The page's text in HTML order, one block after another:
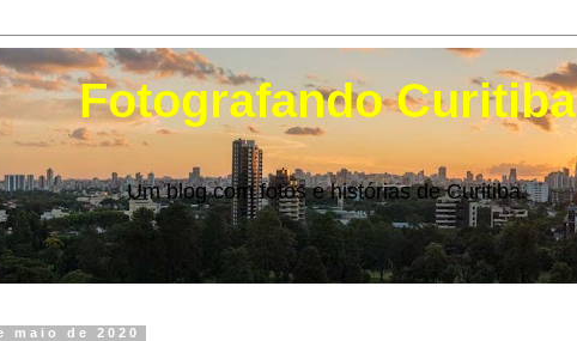
Fotografando Curitiba
Um blog com fotos e histórias de Curitiba.
maio de 2020